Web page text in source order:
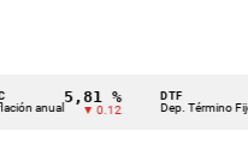
5,81 %
▼ 0.12 Dep. Término Fijo